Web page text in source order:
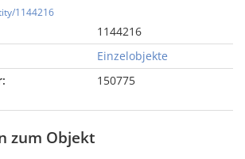
1144216
1144216
Einzelobjekte
150775
zum Objekt